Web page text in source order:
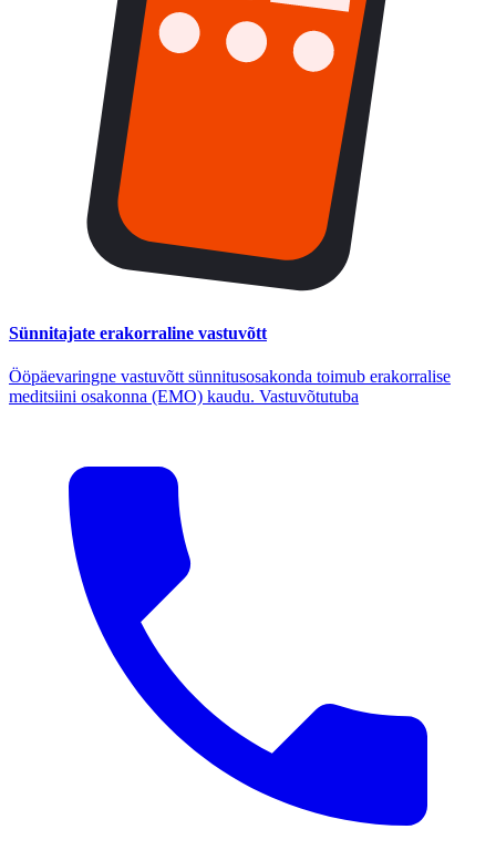
Sünnitajate erakorraline vastuvõtt
Ööpäevaringne vastuvõtt sünnitusosakonda toimub erakorralise
meditsiini osakonna (EMO) kaudu. Vastuvõtutuba